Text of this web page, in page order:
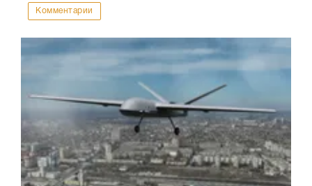
Комментарии